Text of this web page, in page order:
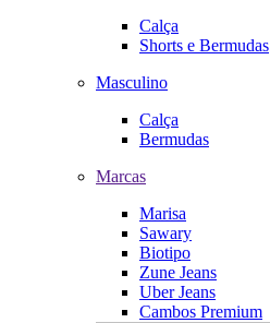
Calça
Shorts e Bermudas
Masculino
Calça
Bermudas
Marcas
Marisa
Sawary
Biotipo
Zune Jeans
Uber Jeans
Cambos Premium